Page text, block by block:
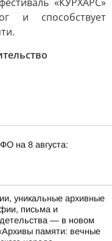
и способствует
на 8 августа:
уникальные архивные
письма и
— в новом
памяти: вечные